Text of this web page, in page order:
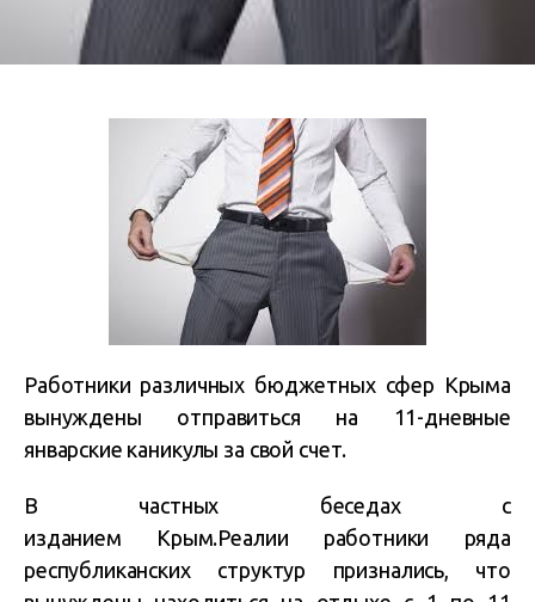
Работники различных бюджетных сфер Крыма
вынуждены отправиться на 11-дневные
январские каникулы за свой счет.
В частных беседах с
изданием Крым.Реалии работники ряда
республиканских структур признались, что